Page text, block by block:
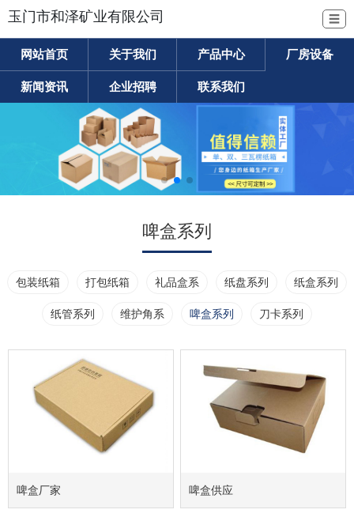
玉门市和泽矿业有限公司 ☰
网站首页 关于我们 产品中心 厂房设备
新闻资讯 企业招聘 联系我们
啤盒系列
包装纸箱 打包纸箱 礼品盒系 纸盘系列 纸盒系列
纸管系列 维护角系 啤盒系列 刀卡系列
啤盒厂家 啤盒供应